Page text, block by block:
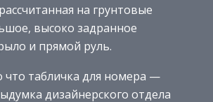
на грунтовые
высоко задранное
и прямой руль.
что табличка для номера —
дизайнерского отдела